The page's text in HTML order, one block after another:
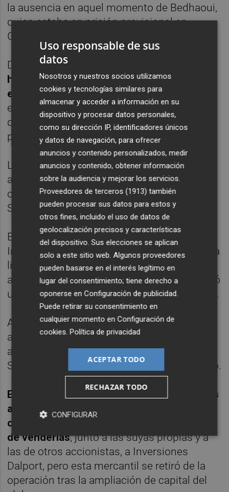
la ausencia en aquel momento de Bedhaoui,
quien estaba en prisión provisional en
Gibraltar por otro asunto.
Durante el juicio,
hubiera planteado la posibilidad de realizar
el secuestroy Soriano ha afirmado que fue
el propio Rachid Behdaoui quien le informó
de que Soler le había propuesto
personalmente llevarlo adelante.
La Policía Nacional había detenido el 9 de
abril de 2014 a Soler, que fue presidente del
club entre 2004 y 2008, mientras que
Soriano lo fue de 2008 a 2009.
El mismo día de la detención, el juzgado de
Instrucción número 12 de Valencia acordó la
libertad provisional de Soler tras haber sido
acusado de "tentativa de secuestro" y ordenó
un alejamiento de quince metros de Soriano.
Ambos mantenían desde hacía algunos
años un contencioso por la venta de
acciones del club por parte de Soler a
Soriano, que llegó hasta el Tribunal Supremo.
En septiembre de 2008, Soriano compró las
acciones de Soler en el Valencia CF por
cerca de 85 millones de euros con la idea
de venderlas, junto a las suyas propias y a
las de otros accionistas, a Inversiones
Dalport, pero esta mercantil se retiró de la
operación tras la ampliación de capital del
Uso responsable de sus
datos
Nosotros y nuestros socios utilizamos
cookies y tecnologías similares para
almacenar y acceder a información en su
dispositivo y procesar datos personales,
como su dirección IP, identificadores únicos
y datos de navegación, para ofrecer
anuncios y contenido personalizados, medir
anuncios y contenido, obtener información
sobre la audiencia y mejorar los servicios.
Proveedores de terceros (1913) también
pueden procesar sus datos para estos y
otros fines, incluido el uso de datos de
geolocalización precisos y características
del dispositivo. Sus elecciones se aplican
solo a este sitio web. Algunos proveedores
pueden basarse en el interés legítimo en
lugar del consentimiento; tiene derecho a
oponerse enConfiguración de publicidad.
Puede retirar su consentimiento en
cualquier momento enConfiguración de
cookies.Política de privacidad
ACEPTAR TODO
RECHAZAR TODO
CONFIGURAR